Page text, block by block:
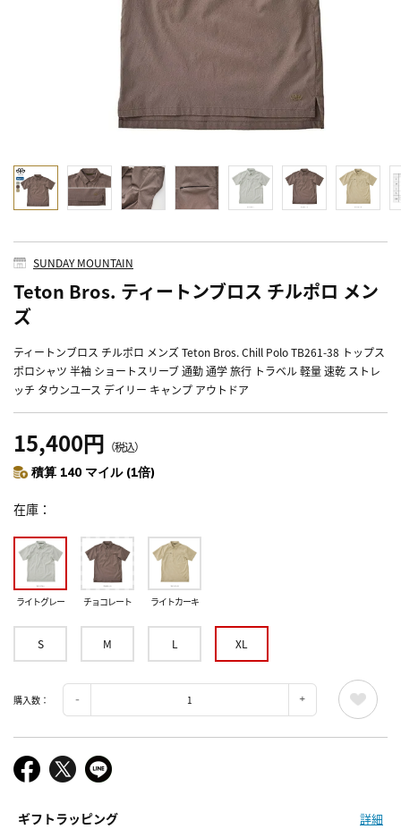
SUNDAY MOUNTAIN
Teton Bros. ティートンブロス チルポロ メン
ズ
ティートンブロス チルポロ メンズ Teton Bros. Chill Polo TB261-38 トップス
ポロシャツ 半袖 ショートスリーブ 通勤 通学 旅行 トラベル 軽量 速乾 ストレ
ッチ タウンユース デイリー キャンプ アウトドア
15,400円 （税込）
積算 140 マイル (1倍)
在庫
ライトグレー チョコレート ライトカーキ
S M L XL
購入数：
ギフトラッピング 詳細